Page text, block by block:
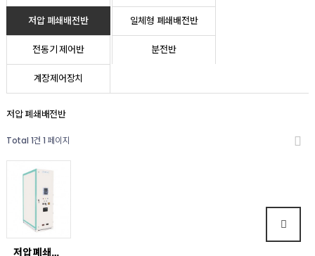
저압 폐쇄배전반 일체형 폐쇄배전반
전동기 제어반 분전반
계장제어장치
저압 폐쇄배전반
Total 1건 1 페이지
저압 폐쇄배전반